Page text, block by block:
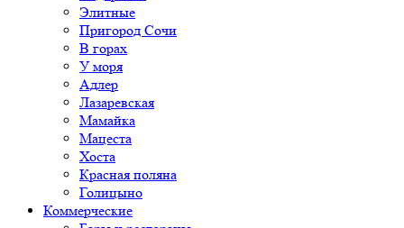
Элитные
Пригород Сочи
В горах
У моря
Адлер
Лазаревская
Мамайка
Мацеста
Хоста
Красная поляна
Голицыно
Коммерческие